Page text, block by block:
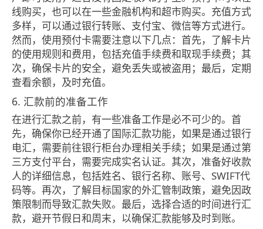
线购买，也可以在一些金融机构和超市购买。充值方式
多样，可以通过银行转账、支付宝、微信等方式进行。
然而，使用预付卡需要注意以下几点：首先，了解卡片
的使用规则和费用，包括充值手续费和取现手续费；其
次，确保卡片的安全，避免丢失或被盗用；最后，定期
查看余额，及时充值。
6. 汇款前的准备工作
在进行汇款之前，有一些准备工作是必不可少的。首
先，确保你已经开通了国际汇款功能，如果是通过银行
电汇，需要前往银行柜台办理相关手续；如果是通过第
三方支付平台，需要完成实名认证。其次，准备好收款
人的详细信息，包括姓名、银行名称、账号、SWIFT代
码等。再次，了解目标国家的外汇管制政策，避免因政
策限制而导致汇款失败。最后，选择合适的时间进行汇
款，避开节假日和周末，以确保汇款能够及时到账。